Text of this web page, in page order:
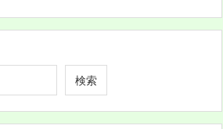
検索